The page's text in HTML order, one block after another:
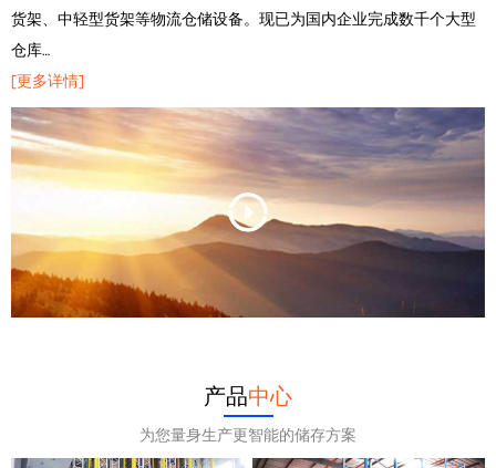
货架、中轻型货架等物流仓储设备。现已为国内企业完成数千个大型
仓库…
[更多详情]
产品中心
为您量身生产更智能的储存方案